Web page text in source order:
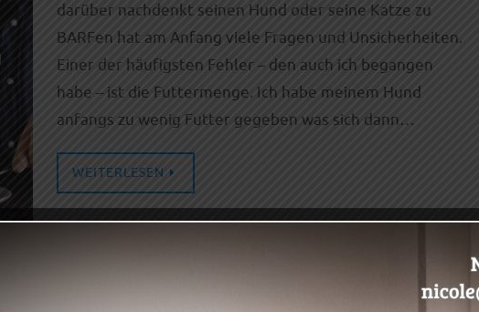
darüber nachdenkt seinen Hund oder seine Katze zu
BARFen hat am Anfang viele Fragen und Unsicherheiten.
Einer der häufigsten Fehler – den auch ich begangen
habe – ist die Futtermenge. Ich habe meinem Hund
anfangs zu wenig Futter gegeben was sich dann…
WEITERLESEN